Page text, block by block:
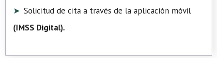
Solicitud de cita a través de la aplicación móvil
(IMSS Digital).